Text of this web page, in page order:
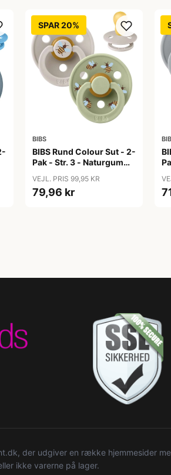
SPAR 20%
BIBS
BIBS Rund Colour Sut - 2-
Pak - Str. 3 - Naturgummi
Mushroom Mix
VEJL. PRIS 99,95 KR
79,96 kr
der udgiver en række hjemmesider
ikke varerne på lager.